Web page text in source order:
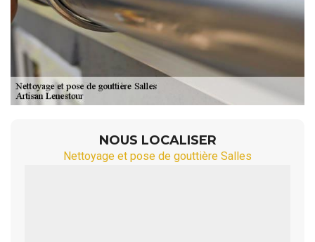
NOUS LOCALISER
Nettoyage et pose de gouttière Salles